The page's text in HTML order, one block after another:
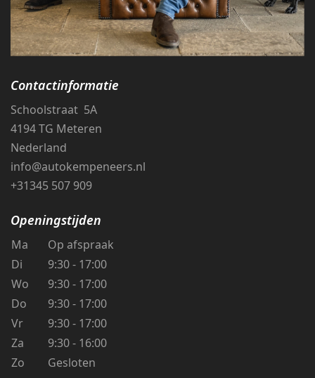
Contactinformatie
Schoolstraat 5A
4194 TG Meteren
Nederland
info@autokempeneers.nl
+31345 507 909
Openingstijden
Ma
Op afspraak
Di
9:30 - 17:00
Wo
9:30 - 17:00
Do
9:30 - 17:00
Vr
9:30 - 17:00
Za
9:30 - 16:00
Zo
Gesloten